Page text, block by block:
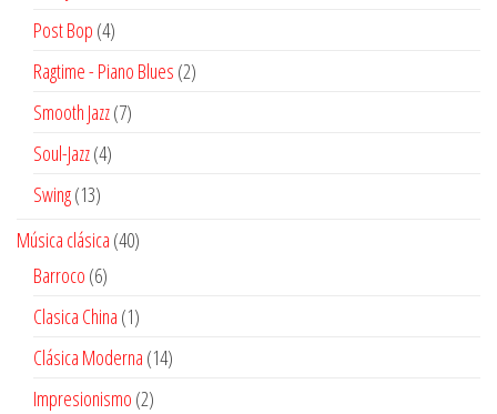
productos
Post Bop 44
productos
Ragtime - Piano Blues 22
Smooth Jazz 77
Soul-Jazz 44
Swing 1313
Música clásica 4040
Barroco 66
productos
Clasica China 11
producto
Clásica Moderna 1414
Impresionismo 22